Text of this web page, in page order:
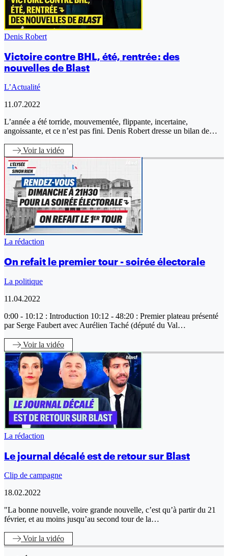
Denis Robert
Victoire contre BHL, été, rentrée : des
nouvelles de Blast
L’Actualité
11.07.2022
L’année a été torride, mouvementée, flippante, incertaine,
angoissante, et ce n’est pas fini. Denis Robert dresse un bilan de…
Voirla vidéo
La rédaction
On refait le premier tour - soirée électorale
La politique
11.04.2022
0:00 - 10:12 : Introduction 10:12 - 48:20 : Premier plateau présenté
par Serge Faubert avec Aurélien Taché (député du Val…
Voirla vidéo
La rédaction
Le journal décalé est de retour sur Blast
Clip de campagne
18.02.2022
"La bonne nouvelle, voire grande nouvelle, c’est qu’à partir du 21
février, et au moins jusqu’au second tour de la…
Voirla vidéo